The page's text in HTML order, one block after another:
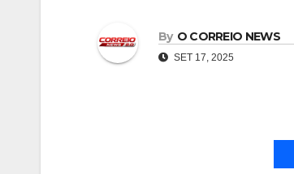
By O CORREIO NEWS
SET 17, 2025